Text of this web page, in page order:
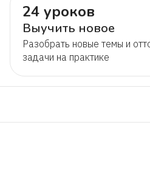
24 уроков
Выучить новое
Разобрать новые темы и
задачи на практике